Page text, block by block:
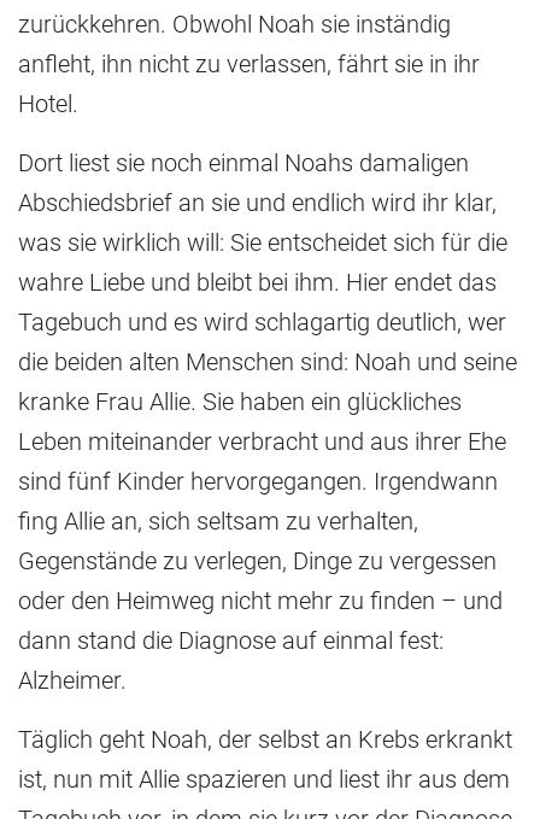
zurückkehren. Obwohl Noah sie inständig
anfleht, ihn nicht zu verlassen, fährt sie in ihr
Hotel.
Dort liest sie noch einmal Noahs damaligen
Abschiedsbrief an sie und endlich wird ihr klar,
was sie wirklich will: Sie entscheidet sich für die
wahre Liebe und bleibt bei ihm. Hier endet das
Tagebuch und es wird schlagartig deutlich, wer
die beiden alten Menschen sind: Noah und seine
kranke Frau Allie. Sie haben ein glückliches
Leben miteinander verbracht und aus ihrer Ehe
sind fünf Kinder hervorgegangen. Irgendwann
fing Allie an, sich seltsam zu verhalten,
Gegenstände zu verlegen, Dinge zu vergessen
oder den Heimweg nicht mehr zu finden – und
dann stand die Diagnose auf einmal fest:
Alzheimer.
Täglich geht Noah, der selbst an Krebs erkrankt
ist, nun mit Allie spazieren und liest ihr aus dem